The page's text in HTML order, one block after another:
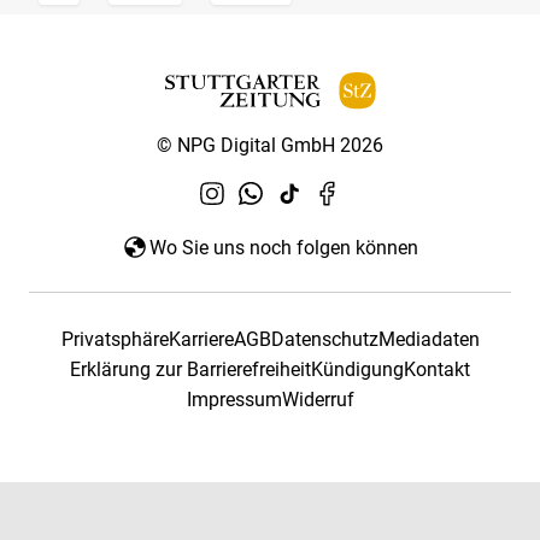
© NPG Digital GmbH 2026
Wo Sie uns noch folgen können
PrivatsphäreKarriereAGBDatenschutzMediadaten
Erklärung zur BarrierefreiheitKündigungKontakt
ImpressumWiderruf